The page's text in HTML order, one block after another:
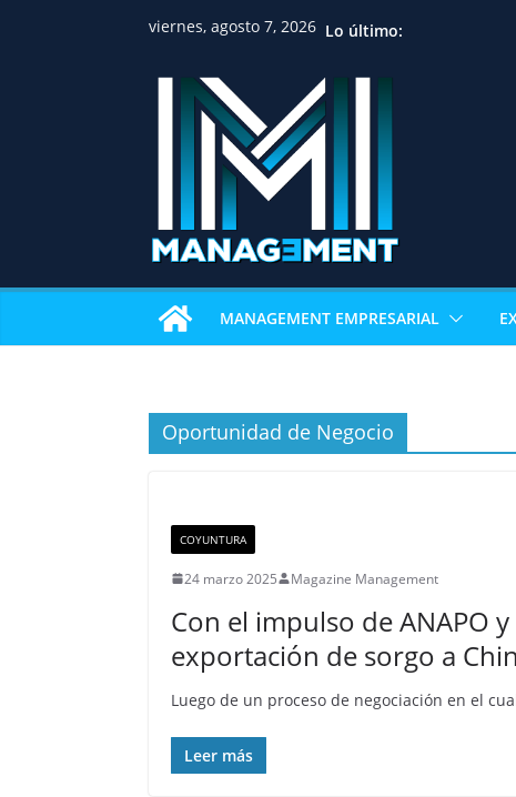
viernes, agosto 7, 2026 Lo último:
MANAGEMENT EMPRESARIAL
Oportunidad de Negocio
COYUNTURA
24 marzo 2025 Magazine Management
Con el impulso de ANAPO
exportación de sorgo a
Luego de un proceso de negociación en el
Leer más